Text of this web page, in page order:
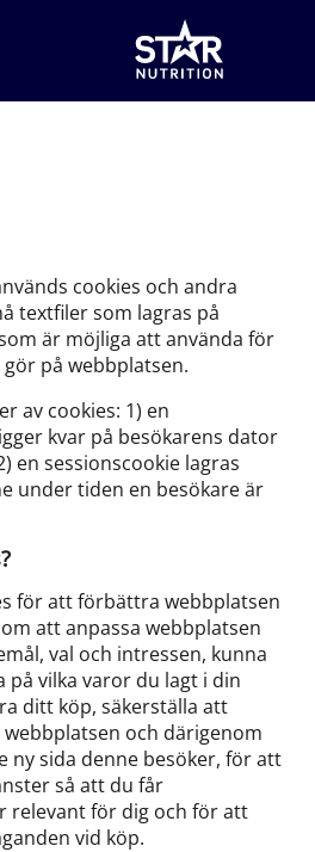
cookies och andra
textfiler som lagras på
är möjliga att använda för
på webbplatsen.
av cookies: 1) en
kvar på besökarens dator
en sessionscookie lagras
under tiden en besökare är
för att förbättra webbplatsen
att anpassa webbplatsen
val och intressen, kunna
på vilka varor du lagt i din
ditt köp, säkerställa att
och därigenom
ny sida denne besöker, för att
så att du får
relevant för dig och för att
vid köp.